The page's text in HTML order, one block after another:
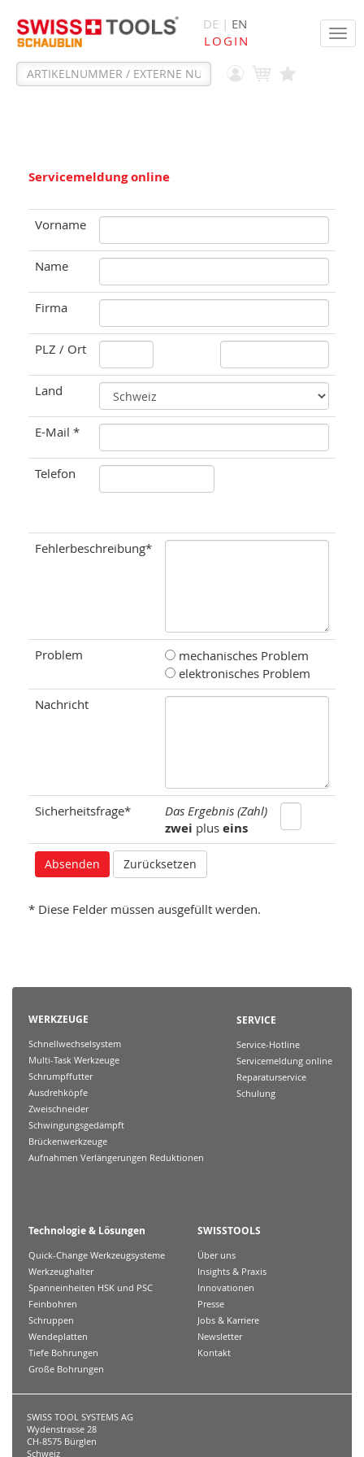
DE | EN
LOGIN
Servicemeldung online
Vorname
Name
Firma
PLZ / Ort
Land
E-Mail *
Telefon
Fehlerbeschreibung*
Problem
mechanisches Problem
elektronisches Problem
Nachricht
Sicherheitsfrage* Das Ergebnis (Zahl)
zwei plus eins
* Diese Felder müssen ausgefüllt werden.
WERKZEUGE
Schnellwechselsystem
Multi-Task Werkzeuge
Schrumpffutter
Ausdrehköpfe
Zweischneider
Schwingungsgedämpft
Brückenwerkzeuge
Aufnahmen Verlängerungen Reduktionen
SERVICE
Service-Hotline
Servicemeldung online
Reparaturservice
Schulung
Technologie & Lösungen
Quick-Change Werkzeugsysteme
Werkzeughalter
Spanneinheiten HSK und PSC
Feinbohren
Schruppen
Wendeplatten
Tiefe Bohrungen
Große Bohrungen
SWISSTOOLS
Über uns
Insights & Praxis
Innovationen
Presse
Jobs & Karriere
Newsletter
Kontakt
SWISS TOOL SYSTEMS AG
Wydenstrasse 28
CH-8575 Bürglen
Schweiz